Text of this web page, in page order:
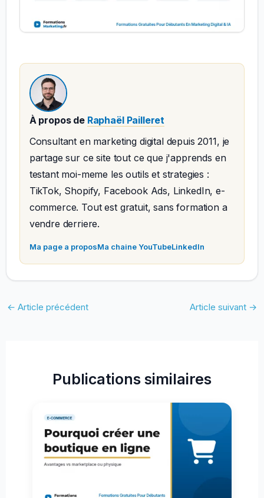
À propos de Raphaël Pailleret
Consultant en marketing digital depuis 2011, je
partage sur ce site tout ce que j'apprends en
testant moi-meme les outils et strategies :
TikTok, Shopify, Facebook Ads, LinkedIn, e-
commerce. Tout est gratuit, sans formation a
vendre derriere.
Ma page a proposMa chaine YouTubeLinkedIn
← Article précédent Article suivant →
Publications similaires